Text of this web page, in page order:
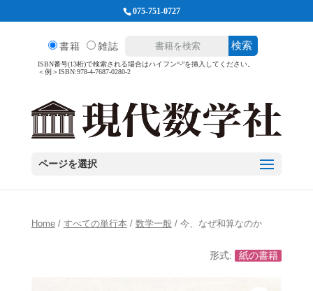
075-751-0727
書籍 雑誌 検索
ISBN番号(13桁)で検索される場合はハイフン“-”を挿入してください。
＜例＞ISBN:978-4-7687-0280-2
ページを選択
Home/ すべての単行本 / 数学一般 / 今、なぜ和算なのか
形式: 紙の書籍